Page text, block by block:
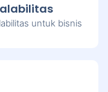
untuk bisnis